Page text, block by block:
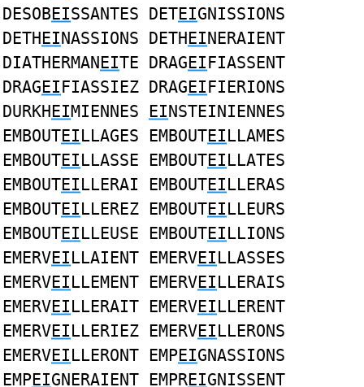
DESOBEISSANTES DETEIGNISSIONS
DETHEINASSIONS DETHEINERAIENT
DIATHERMANEITE DRAGEIFIASSENT
DRAGEIFIASSIEZ DRAGEIFIERIONS
DURKHEIMIENNES EINSTEINIENNES
EMBOUTEILLAGES EMBOUTEILLAMES
EMBOUTEILLASSE EMBOUTEILLATES
EMBOUTEILLERAI EMBOUTEILLERAS
EMBOUTEILLEREZ EMBOUTEILLEURS
EMBOUTEILLEUSE EMBOUTEILLIONS
EMERVEILLAIENT EMERVEILLASSES
EMERVEILLEMENT EMERVEILLERAIS
EMERVEILLERAIT EMERVEILLERENT
EMERVEILLERIEZ EMERVEILLERONS
EMERVEILLERONT EMPEIGNASSIONS
EMPEIGNERAIENT EMPREIGNISSENT